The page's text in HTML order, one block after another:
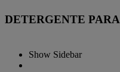
DETERGENTE
Show Sidebar